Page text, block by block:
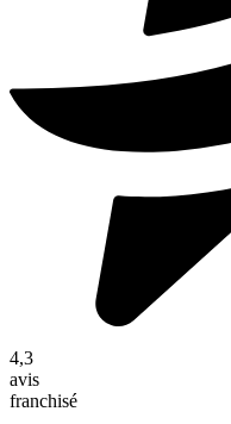
4,3
avis
franchisé